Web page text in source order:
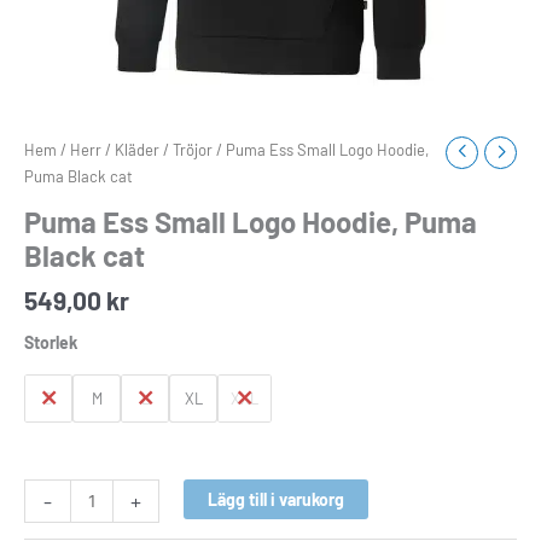
Hem / Herr/ Kläder/ Tröjor/ Puma Ess Small Logo Hoodie,
Puma Black cat
Puma Ess Small Logo Hoodie, Puma
Black cat
549,00 kr
Storlek
S M L XL XXL
- + Lägg till i varukorg